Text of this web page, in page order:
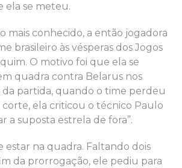
ela se meteu.
mais conhecido, a então jogadora
brasileiro às vésperas dos Jogos
O motivo foi que ela se
quadra contra Belarus nos
da partida, quando o time perdeu
ela criticou o técnico Paulo
a suposta estrela de fora”.
estar na quadra. Faltando dois
da prorrogação, ele pediu para